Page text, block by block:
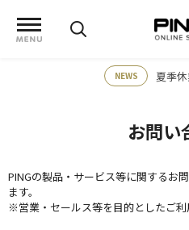
NEWS
お問い
PINGの製品・サービス等に関するお
ます。
※営業・セールス等を目的としたご利